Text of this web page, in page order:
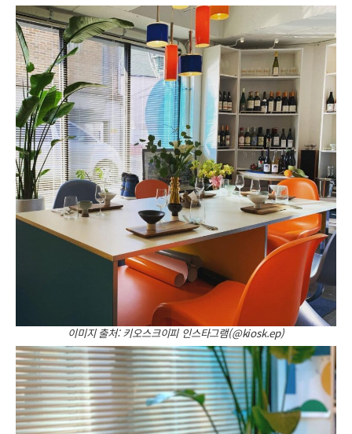
이미지 출처: 키오스크이피 인스타그램(@kiosk.ep)